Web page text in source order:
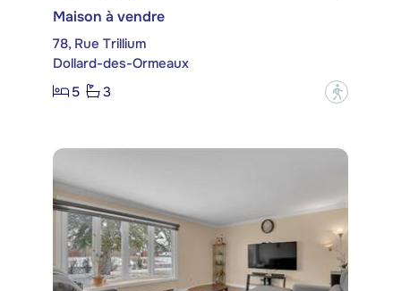
Maison à vendre
78, Rue Trillium
Dollard-des-Ormeaux
5
3 ?